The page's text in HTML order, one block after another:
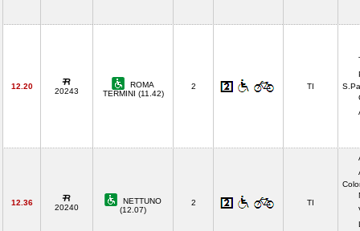
12.20
20243
ROMA
TERMINI (11.42)
2 TI
12.36
20240
NETTUNO
(12.07)
2 TI